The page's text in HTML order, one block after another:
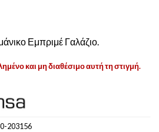
Εμπριμέ Γαλάζιο.
και μη διαθέσιμο αυτή τη στιγμή.
203156